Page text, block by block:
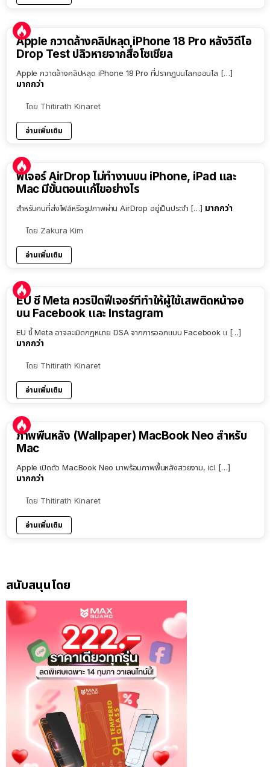
Apple กวาดล้างคลิปหลุด iPhone 18 Pro หลังวิดีโอ
Drop Test ปลิวหายจากสื่อโซเชียล
Apple กวาดล้างคลิปหลุด iPhone 18 Pro ที่ปรากฏบนโลกออนไล […]
มากกว่า
โดย Thitirath Kinaret
อ่านเพิ่มเติม
ฟีเจอร์ AirDrop ไม่ทำงานบน iPhone, iPad และ
Mac มีขั้นตอนแก้ไขอย่างไร
สำหรับคนที่ส่งไฟล์หรือรูปภาพผ่าน AirDrop อยู่เป็นประจำ […] มากกว่า
โดย Zakura Kim
อ่านเพิ่มเติม
EU ชี้ Meta ควรปิดฟีเจอร์ที่ทำให้ผู้ใช้เสพติดหน้าจอ
บน Facebook และ Instagram
EU ชี้ Meta อาจละเมิดกฎหมาย DSA จากการออกแบบ Facebook แ […]
มากกว่า
โดย Thitirath Kinaret
อ่านเพิ่มเติม
ภาพพื้นหลัง (Wallpaper) MacBook Neo สำหรับ
Mac
Apple เปิดตัว MacBook Neo มาพร้อมภาพพื้นหลังสวยงาม, icl […]
มากกว่า
โดย Thitirath Kinaret
อ่านเพิ่มเติม
สนับสนุนโดย